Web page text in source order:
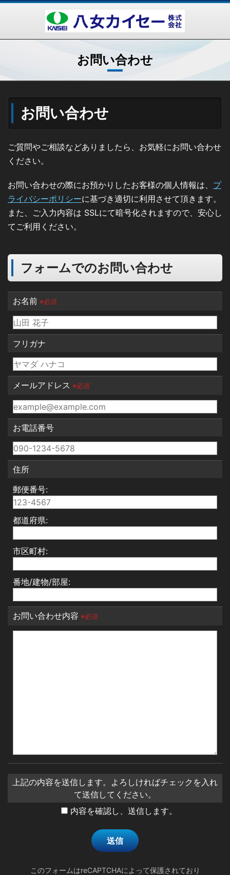
お問い合わせ
お問い合わせ
ご質問やご相談などありましたら、お気軽にお問い合わせ
ください。
お問い合わせの際にお預かりしたお客様の個人情報は、 プ
ライバシーポリシーに基づき適切に利用させて頂きます。
また、ご入力内容は SSLにて暗号化されますので、安心し
てご利用ください。
フォームでのお問い合わせ
お名前 ※必須
フリガナ
メールアドレス ※必須
お電話番号
住所
郵便番号:
都道府県:
市区町村:
番地/建物/部屋:
お問い合わせ内容 ※必須
上記の内容を送信します。よろしければチェックを入れ
て送信してください。
内容を確認し、送信します。
このフォームはreCAPTCHAによって保護されており